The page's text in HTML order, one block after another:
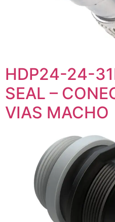
HDP24-24-
SEAL –
VIAS MACHO